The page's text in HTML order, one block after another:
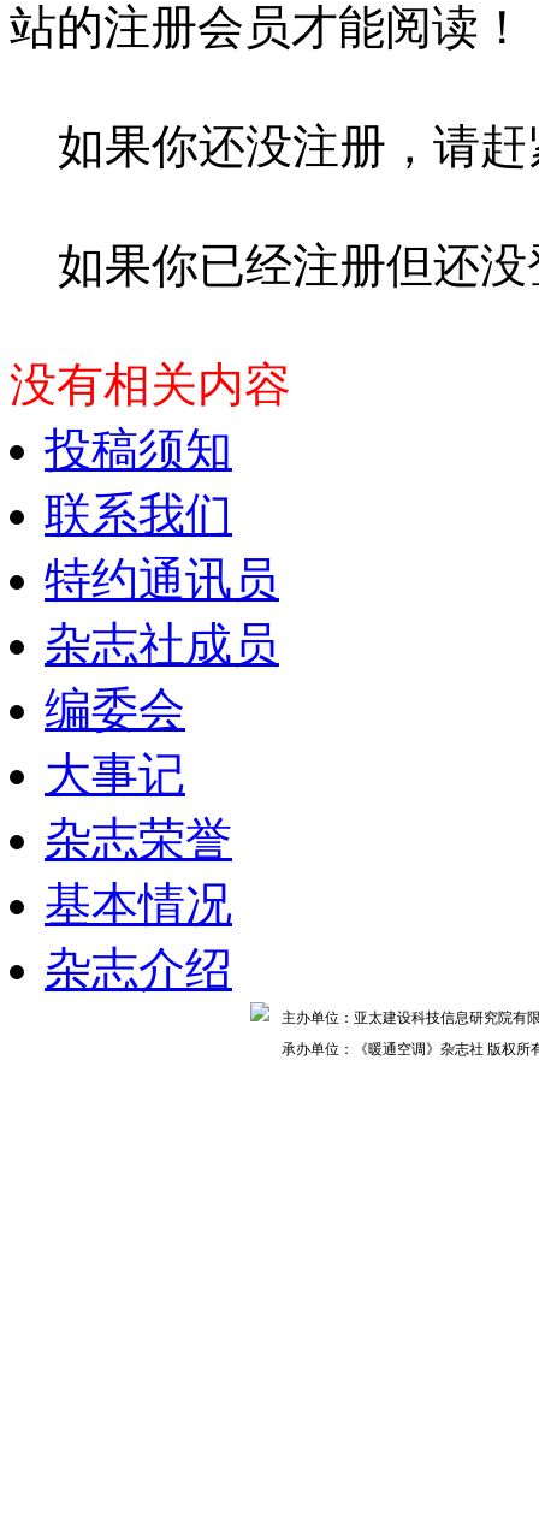
站的注册会员才能阅读！
如果你还没注册，请赶
如果你已经注册但还没
没有相关内容
投稿须知
联系我们
特约通讯员
杂志社成员
编委会
大事记
杂志荣誉
基本情况
杂志介绍
主办单位：亚太建设科技信息研究院
承办单位：《暖通空调》杂志社 版权